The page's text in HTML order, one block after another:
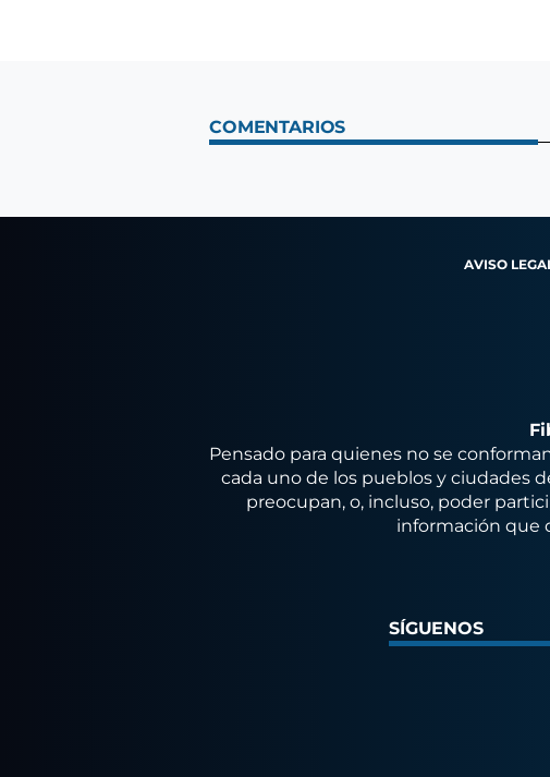
COMENTARIOS
AVISO
Pensado para quienes no se
cada uno de los pueblos y ciudades
preocupan, o, incluso, poder
información que
SÍGUENOS